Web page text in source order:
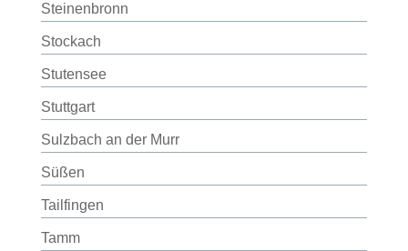
Steinenbronn
Stockach
Stutensee
Stuttgart
Sulzbach an der Murr
Süßen
Tailfingen
Tamm